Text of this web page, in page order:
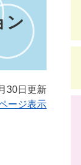
ン
30日更新
ージ表示